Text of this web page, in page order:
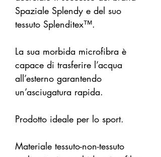
Spaziale Splendy e del suo
tessuto Splenditex™.
La sua morbida microfibra è
capace di trasferire l’acqua
all’esterno garantendo
un’asciugatura rapida.
Prodotto ideale per lo sport.
Materiale tessuto-non-tessuto